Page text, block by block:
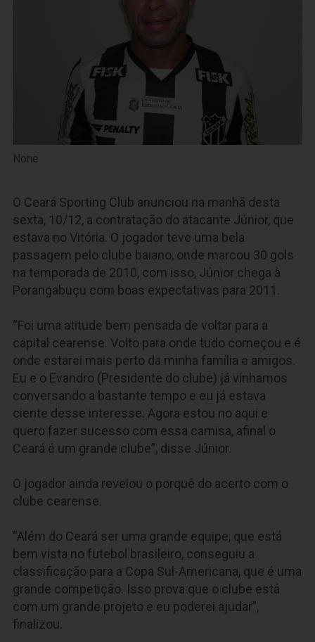
None
O Ceará Sporting Club anunciou na manhã desta
sexta, 10/12, a contratação do atacante Júnior, que
estava no Vitória. O jogador teve uma bela
passagem pelo clube baiano, onde marcou 30 gols
na temporada de 2010, com isso, Júnior chega à
Porangabuçu com boas expectativas para 2011.
“Foi uma atitude bem pensada de voltar para a
capital cearense. Volto para onde tudo começou e é
onde estarei mais perto da minha família e amigos.
Eu e o Evandro (Presidente do clube) já vínhamos
conversando a bastante tempo e eu já estava
ciente desse interesse. Agora estou no aqui e
quero fazer sucesso com essa camisa, afinal o
Ceará é um grande clube”, disse Júnior.
O jogador ainda revelou o porquê do acerto com o
clube cearense.
“Além do Ceará ser uma grande equipe, que está
bem vista no futebol brasileiro, conseguiu a
classificação para a Copa Sul-Americana, que é uma
grande competição. Isso prova que o clube está
com um grande projeto e eu poderei ajudar”,
finalizou.